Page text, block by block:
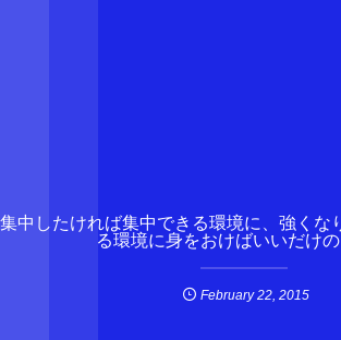
集中したければ集中できる環境に、強くな
る環境に身をおけばいいだけの
February 22, 2015